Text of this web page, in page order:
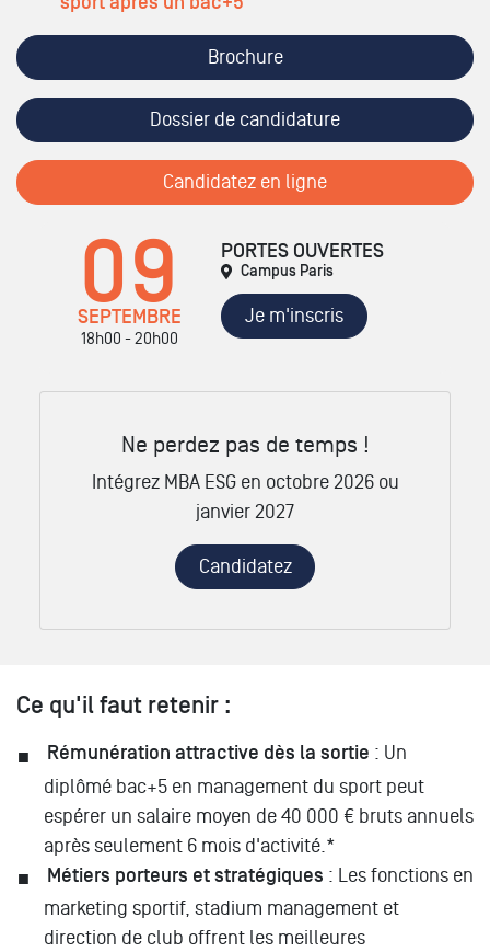
Brochure
Dossier de candidature
Candidatez en ligne
09
SEPTEMBRE
18h00 - 20h00
PORTES OUVERTES
Campus Paris
Je m'inscris
Ne perdez pas de temps !
Intégrez MBA ESG en octobre 2026 ou
janvier 2027
Candidatez
Ce qu'il faut retenir :
Rémunération attractive dès la sortie : Un
diplômé bac+5 en management du sport peut
espérer un salaire moyen de 40 000 € bruts annuels
après seulement 6 mois d'activité.*
Métiers porteurs et stratégiques : Les fonctions en
marketing sportif, stadium management et
direction de club offrent les meilleures